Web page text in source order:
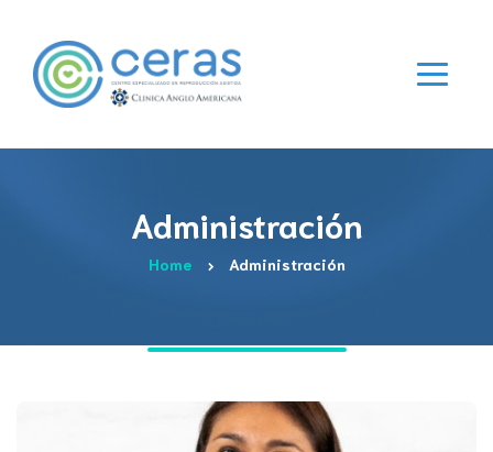
Administración
Home Administración